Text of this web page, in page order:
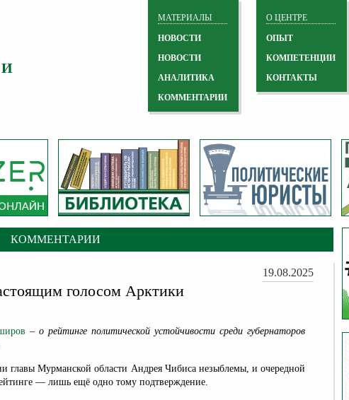
О ЦЕНТРЕ
ОПЫТ
КОМПЕТЕНЦИИ
КОНТАКТЫ
МАТЕРИАЛЫ
НОВОСТИ
НОВОСТИ
АНАЛИТИКА
КОММЕНТАРИИ
КОММЕНТАРИИ
19.08.2025
голосом Арктики
– о рейтинге политической устойчивости среди губернаторов
главы Мурманской области Андрея Чибиса незыблемы, и очередной
— лишь ещё одно тому подтверждение.